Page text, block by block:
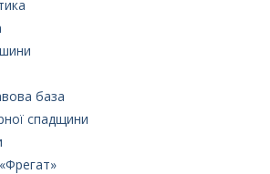
база
спадщини